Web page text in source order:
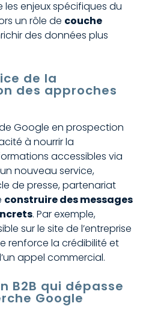
enjeux spécifiques du
un rôle de couche
des données plus
de la
des approches
Google en prospection
à nourrir la
accessibles via
nouveau service,
de presse, partenariat
construire des messages
. Par exemple,
sur le site de l’entreprise
renforce la crédibilité et
appel commercial.
B2B qui dépasse
Google